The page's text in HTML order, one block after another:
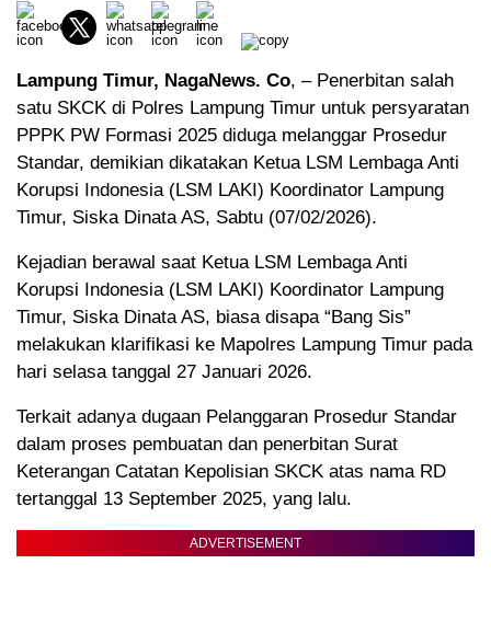
Lampung Timur, NagaNews. Co, – Penerbitan salah
satu SKCK di Polres Lampung Timur untuk persyaratan
PPPK PW Formasi 2025 diduga melanggar Prosedur
Standar, demikian dikatakan Ketua LSM Lembaga Anti
Korupsi Indonesia (LSM LAKI) Koordinator Lampung
Timur, Siska Dinata AS, Sabtu (07/02/2026).
Kejadian berawal saat Ketua LSM Lembaga Anti
Korupsi Indonesia (LSM LAKI) Koordinator Lampung
Timur, Siska Dinata AS, biasa disapa “Bang Sis”
melakukan klarifikasi ke Mapolres Lampung Timur pada
hari selasa tanggal 27 Januari 2026.
Terkait adanya dugaan Pelanggaran Prosedur Standar
dalam proses pembuatan dan penerbitan Surat
Keterangan Catatan Kepolisian SKCK atas nama RD
tertanggal 13 September 2025, yang lalu.
ADVERTISEMENT